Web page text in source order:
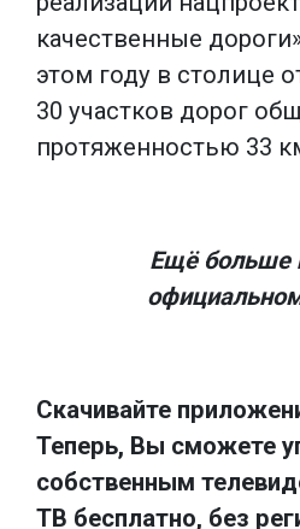
качественные
этом году в столице
30 участков дорог
протяженностью 33
Ещё больше
Скачивайте
Теперь, Вы сможете
собственным
ТВ бесплатно, без